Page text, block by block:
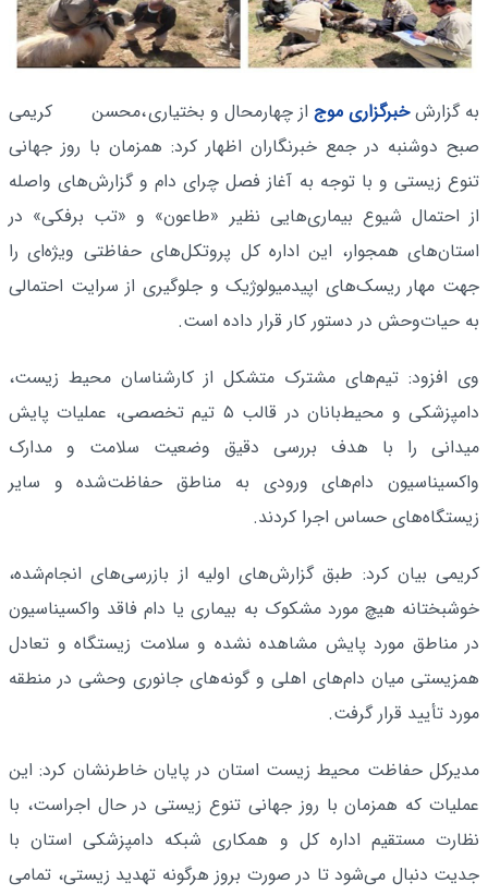
به گزارشخبرگزاری موج از چهارمحال و بختیاری،محسن کریمی
صبح دوشنبه در جمع خبرنگاران اظهار کرد: همزمان با روز جهانی
تنوع زیستی و با توجه به آغاز فصل چرای دام و گزارش‌های واصله
از احتمال شیوع بیماری‌هایی نظیر «طاعون» و «تب برفکی» در
استان‌های همجوار، این اداره کل پروتکل‌های حفاظتی ویژه‌ای را
جهت مهار ریسک‌های اپیدمیولوژیک و جلوگیری از سرایت احتمالی
به حیات‌وحش در دستور کار قرار داده است.
وی افزود: تیم‌های مشترک متشکل از کارشناسان محیط زیست،
دامپزشکی و محیط‌بانان در قالب ۵ تیم تخصصی، عملیات پایش
میدانی را با هدف بررسی دقیق وضعیت سلامت و مدارک
واکسیناسیون دام‌های ورودی به مناطق حفاظت‌شده و سایر
زیستگاه‌های حساس اجرا کردند.
کریمی بیان کرد: طبق گزارش‌های اولیه از بازرسی‌های انجام‌شده،
خوشبختانه هیچ مورد مشکوک به بیماری یا دام فاقد واکسیناسیون
در مناطق مورد پایش مشاهده نشده و سلامت زیستگاه و تعادل
همزیستی میان دام‌های اهلی و گونه‌های جانوری وحشی در منطقه
مورد تأیید قرار گرفت.
مدیرکل حفاظت محیط زیست استان در پایان خاطرنشان کرد: این
عملیات که همزمان با روز جهانی تنوع زیستی در حال اجراست، با
نظارت مستقیم اداره کل و همکاری شبکه دامپزشکی استان با
جدیت دنبال می‌شود تا در صورت بروز هرگونه تهدید زیستی، تمامی